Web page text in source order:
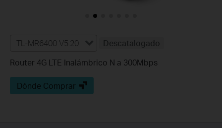
TL-MR6400 V5.20
Descatalogado
Router 4G LTE Inalámbrico N a 300Mbps
Dónde Comprar